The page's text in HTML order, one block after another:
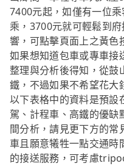
7400元起，如僅有一位
乘，3700元就可輕鬆到
響，可點擊頁面上之黃色
如果想知道包車或專車接
整理與分析後得知，從鼓
鐵，不過如果不希望花大
以下表格中的資料是預設
駕、計程車、高鐵的優缺
間分析，請見更下方的常
車且願意犧牲一點交通時
的接送服務，可考慮